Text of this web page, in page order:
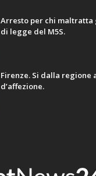
Arresto per chi
di legge del M5S.
Firenze. Si dalla regione
d’affezione.